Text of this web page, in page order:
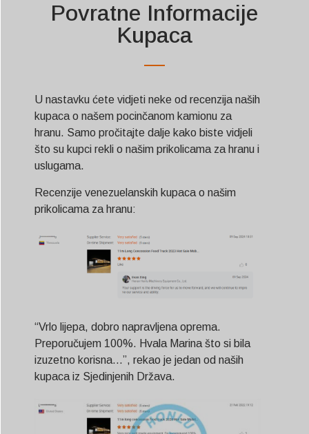
Povratne Informacije
Kupaca
U nastavku ćete vidjeti neke od recenzija naših
kupaca o našem pocinčanom kamionu za
hranu. Samo pročitajte dalje kako biste vidjeli
što su kupci rekli o našim prikolicama za hranu i
uslugama.
Recenzije venezuelanskih kupaca o našim
prikolicama za hranu:
“Vrlo lijepa, dobro napravljena oprema.
Preporučujem 100%. Hvala Marina što si bila
izuzetno korisna...”, rekao je jedan od naših
kupaca iz Sjedinjenih Država.